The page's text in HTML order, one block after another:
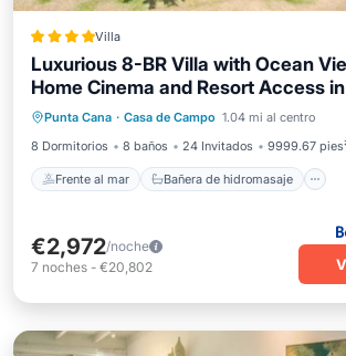
Villa
Luxurious 8-BR Villa with Ocean
Home Cinema and Resort Access
Campo
Punta Cana · Casa de Campo 1.04 mi al centro
8 Dormitorios
8 baños 24 Invitados 9999.67
Frente al mar Bañera de hidromasaje
Frente al mar
Bañera de
Aparcamiento
Piscina
€2,972/noche
7 noches - €20,802